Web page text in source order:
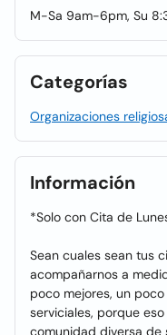
M-Sa 9am-6pm, Su
Categorías
Organizaciones
Información
*Solo con Cita de
Sean cuales sean tus
acompañarnos a
poco mejores, un
serviciales, porque
comunidad diversa de